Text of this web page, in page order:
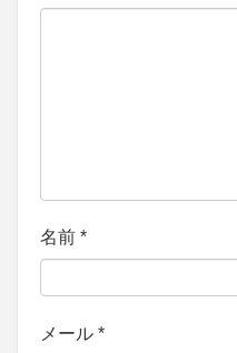
名前 *
メール *